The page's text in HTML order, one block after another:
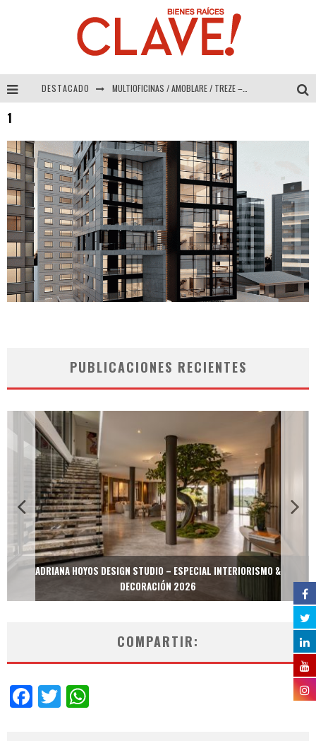
DESTACADO MULTIOFICINAS / AMOBLARE / TREZE – Especial Interiorismo & Decoración 2026
COLINEAL – Especial Interiorismo & Decoración 2026
1
PUBLICACIONES RECIENTES
ADRIANA HOYOS DESIGN STUDIO – ESPECIAL INTERIORISMO &
DECORACIÓN 2026
COMPARTIR:
Facebook
Twitter